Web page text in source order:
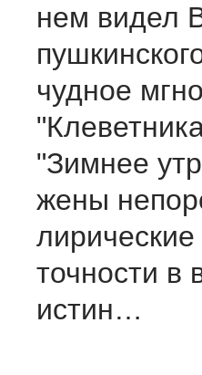
нем видел
чудное
"Зимнее
жены
точности в
истин…